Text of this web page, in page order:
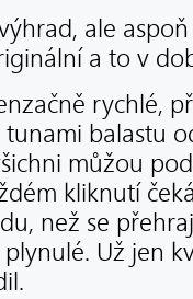
ale
a to v
rychlé,
balastu
můžou
kliknutí
než se
plynulé. Už jen